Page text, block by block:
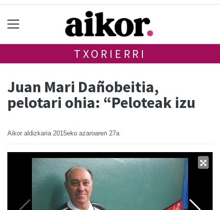
TXORIERRI
Juan Mari Dañobeitia,
pelotari ohia: “Peloteak izu
Aikor aldizkaria 2015eko azaroaren 27a